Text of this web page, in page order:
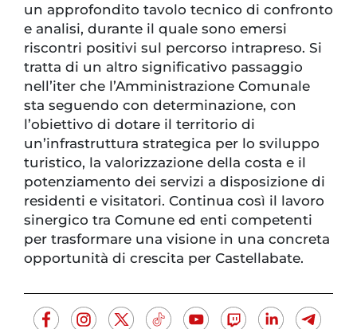
un approfondito tavolo tecnico di confronto
e analisi, durante il quale sono emersi
riscontri positivi sul percorso intrapreso. Si
tratta di un altro significativo passaggio
nell’iter che l’Amministrazione Comunale
sta seguendo con determinazione, con
l’obiettivo di dotare il territorio di
un’infrastruttura strategica per lo sviluppo
turistico, la valorizzazione della costa e il
potenziamento dei servizi a disposizione di
residenti e visitatori. Continua così il lavoro
sinergico tra Comune ed enti competenti
per trasformare una visione in una concreta
opportunità di crescita per Castellabate.